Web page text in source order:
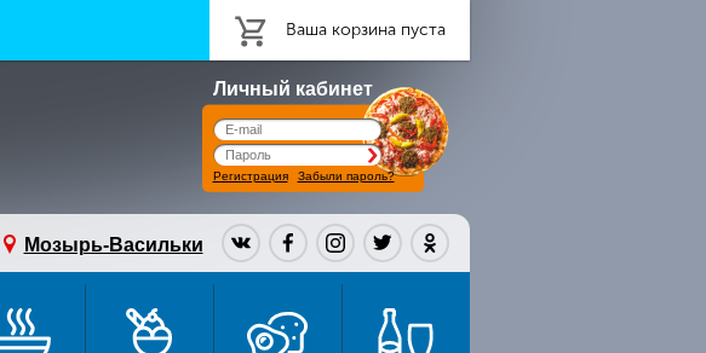
Ваша корзина пуста
Личный кабинет
Регистрация Забыли пароль?
Мозырь-Васильки